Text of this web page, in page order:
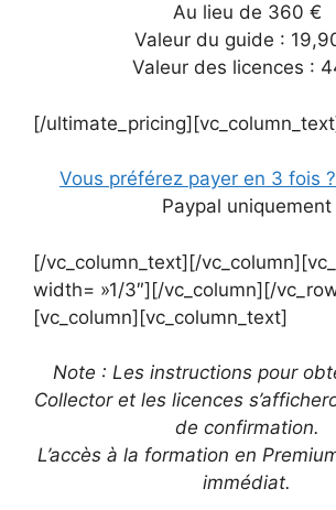
Au lieu de 360 €
Valeur du guide :
Valeur des licences :
[/
Vous préférez payer en 3 fois
Paypal uniquement
[/vc_column_text][/
width= »1/3″][/vc_column][/
[vc_column][vc_column_text]
Note : Les instructions pour
Collector et les licences
de confirmation.
L’accès à la formation en
immédiat.